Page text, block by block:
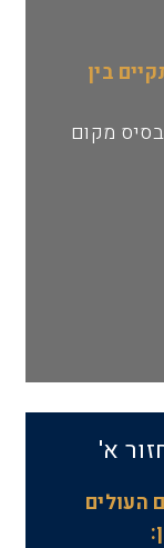
בין
מקום
א'
העולים